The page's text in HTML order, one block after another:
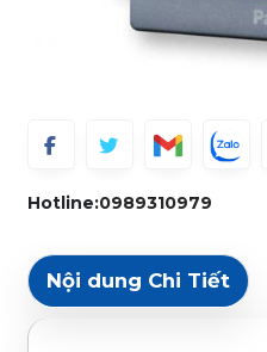
Hotline:0989310979
Nội dung Chi Tiết